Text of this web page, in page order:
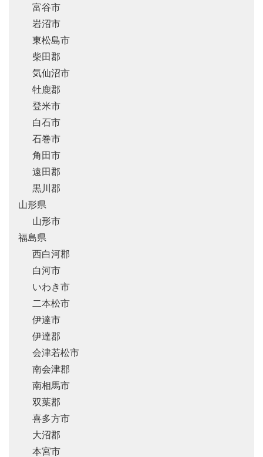
富谷市
岩沼市
東松島市
柴田郡
気仙沼市
牡鹿郡
登米市
白石市
石巻市
角田市
遠田郡
黒川郡
山形県
山形市
福島県
西白河郡
白河市
いわき市
二本松市
伊達市
伊達郡
会津若松市
南会津郡
南相馬市
双葉郡
喜多方市
大沼郡
本宮市